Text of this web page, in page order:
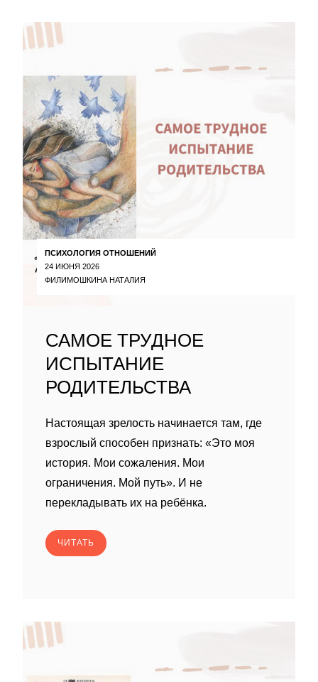
ПСИХОЛОГИЯ ОТНОШЕНИЙ
24 ИЮНЯ 2026
ФИЛИМОШКИНА НАТАЛИЯ
САМОЕ ТРУДНОЕ
ИСПЫТАНИЕ
РОДИТЕЛЬСТВА
Настоящая зрелость начинается там, где
взрослый способен признать: «Это моя
история. Мои сожаления. Мои
ограничения. Мой путь». И не
перекладывать их на ребёнка.
ЧИТАТЬ